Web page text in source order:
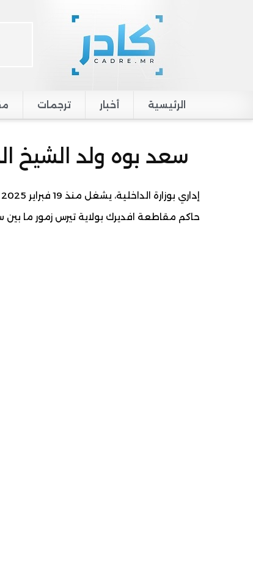
Main navigation
الرئيسية أخبار ترجمات
سعد بوه ولد الشيخ
حاكم مقاطعة افديرك بولاية تيرس زمور ما بين سبتمبر 2021